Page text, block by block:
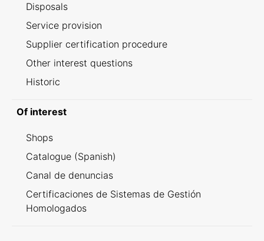
Disposals
Service provision
Supplier certification procedure
Other interest questions
Historic
Of interest
Shops
Catalogue (Spanish)
Canal de denuncias
Certificaciones de Sistemas de Gestión
Homologados